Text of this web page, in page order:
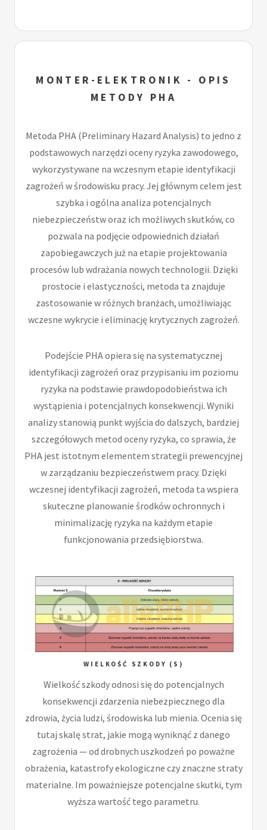
MONTER-ELEKTRONIK - OPIS
METODY PHA
Metoda PHA (Preliminary Hazard Analysis) to jedno z
podstawowych narzędzi oceny ryzyka zawodowego,
wykorzystywane na wczesnym etapie identyfikacji
zagrożeń w środowisku pracy. Jej głównym celem jest
szybka i ogólna analiza potencjalnych
niebezpieczeństw oraz ich możliwych skutków, co
pozwala na podjęcie odpowiednich działań
zapobiegawczych już na etapie projektowania
procesów lub wdrażania nowych technologii. Dzięki
prostocie i elastyczności, metoda ta znajduje
zastosowanie w różnych branżach, umożliwiając
wczesne wykrycie i eliminację krytycznych zagrożeń.
Podejście PHA opiera się na systematycznej
identyfikacji zagrożeń oraz przypisaniu im poziomu
ryzyka na podstawie prawdopodobieństwa ich
wystąpienia i potencjalnych konsekwencji. Wyniki
analizy stanowią punkt wyjścia do dalszych, bardziej
szczegółowych metod oceny ryzyka, co sprawia, że
PHA jest istotnym elementem strategii prewencyjnej
w zarządzaniu bezpieczeństwem pracy. Dzięki
wczesnej identyfikacji zagrożeń, metoda ta wspiera
skuteczne planowanie środków ochronnych i
minimalizację ryzyka na każdym etapie
funkcjonowania przedsiębiorstwa.
WIELKOŚĆ SZKODY (S)
Wielkość szkody odnosi się do potencjalnych
konsekwencji zdarzenia niebezpiecznego dla
zdrowia, życia ludzi, środowiska lub mienia. Ocenia się
tutaj skalę strat, jakie mogą wyniknąć z danego
zagrożenia — od drobnych uszkodzeń po poważne
obrażenia, katastrofy ekologiczne czy znaczne straty
materialne. Im poważniejsze potencjalne skutki, tym
wyższa wartość tego parametru.